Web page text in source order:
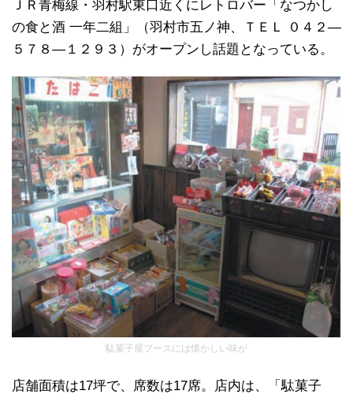
ＪＲ青梅線・羽村駅東口近くにレトロバー「なつかし
の食と酒 一年二組」（羽村市五ノ神、ＴＥＬ ０４２―
５７８―１２９３）がオープンし話題となっている。
駄菓子屋ブースには懐かしい味が
店舗面積は17坪で、席数は17席。店内は、「駄菓子